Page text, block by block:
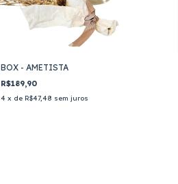
BOX - AMETISTA
R$189,90
4 x deR$47,48 sem juros